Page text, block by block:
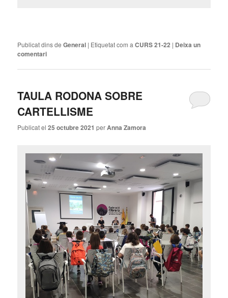
Publicat dins de General | Etiquetat com a CURS 21-22 | Deixa un
comentari
TAULA RODONA SOBRE
CARTELLISME
Publicat el25 octubre 2021 perAnna Zamora